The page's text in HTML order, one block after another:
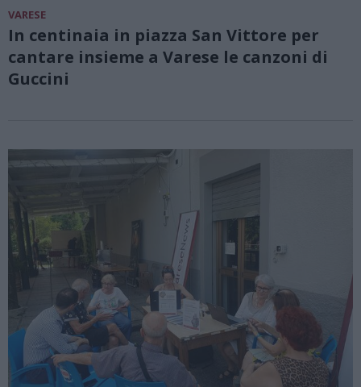
VARESE
In centinaia in piazza San Vittore per
cantare insieme a Varese le canzoni di
Guccini